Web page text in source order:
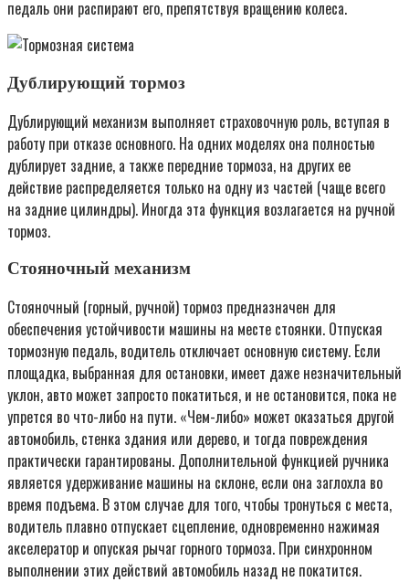
педаль они распирают его, препятствуя вращению колеса.
Дублирующий тормоз
Дублирующий механизм выполняет страховочную роль, вступая в
работу при отказе основного. На одних моделях она полностью
дублирует задние, а также передние тормоза, на других ее
действие распределяется только на одну из частей (чаще всего
на задние цилиндры). Иногда эта функция возлагается на ручной
тормоз.
Стояночный механизм
Стояночный (горный, ручной) тормоз предназначен для
обеспечения устойчивости машины на месте стоянки. Отпуская
тормозную педаль, водитель отключает основную систему. Если
площадка, выбранная для остановки, имеет даже незначительный
уклон, авто может запросто покатиться, и не остановится, пока не
упрется во что-либо на пути. «Чем-либо» может оказаться другой
автомобиль, стенка здания или дерево, и тогда повреждения
практически гарантированы. Дополнительной функцией ручника
является удерживание машины на склоне, если она заглохла во
время подъема. В этом случае для того, чтобы тронуться с места,
водитель плавно отпускает сцепление, одновременно нажимая
акселератор и опуская рычаг горного тормоза. При синхронном
выполнении этих действий автомобиль назад не покатится.